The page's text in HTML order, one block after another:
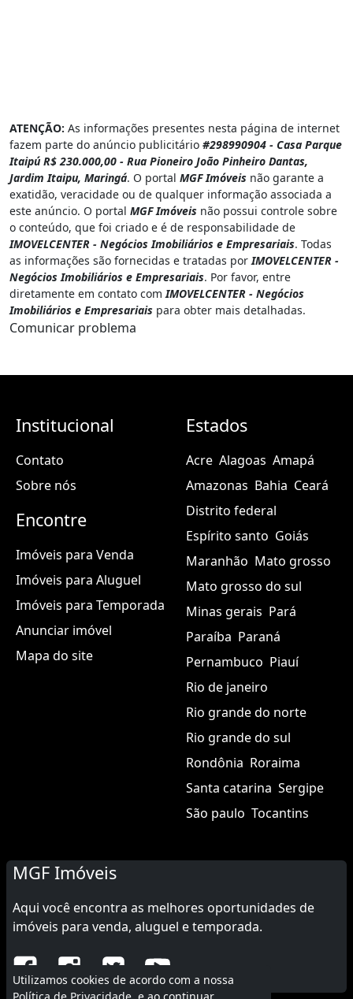
ATENÇÃO: As informações presentes nesta página de internet
fazem parte do anúncio publicitário #298990904 - Casa Parque
Itaipú R$ 230.000,00 - Rua Pioneiro João Pinheiro Dantas,
Jardim Itaipu, Maringá. O portal MGF Imóveis não garante a
exatidão, veracidade ou de qualquer informação associada a
este anúncio. O portal MGF Imóveis não possui controle sobre
o conteúdo, que foi criado e é de responsabilidade de
IMOVELCENTER - Negócios Imobiliários e Empresariais. Todas
as informações são fornecidas e tratadas porIMOVELCENTER -
Negócios Imobiliários e Empresariais. Por favor, entre
diretamente em contato comIMOVELCENTER - Negócios
Imobiliários e Empresariais para obter mais detalhadas.
Comunicar problema
Institucional
Contato
Sobre nós
Encontre
Imóveis para Venda
Imóveis para Aluguel
Imóveis para Temporada
Anunciar imóvel
Mapa do site
Estados
Acre Alagoas Amapá
Amazonas Bahia Ceará
Distrito federal
Espírito santo Goiás
Maranhão Mato grosso
Mato grosso do sul
Minas gerais Pará
Paraíba Paraná
Pernambuco Piauí
Rio de janeiro
Rio grande do norte
Rio grande do sul
Rondônia Roraima
Santa catarina Sergipe
São paulo Tocantins
MGF Imóveis
Aqui você encontra as melhores oportunidades de
imóveis para venda, aluguel e temporada.
Utilizamos cookies de acordo com a nossa